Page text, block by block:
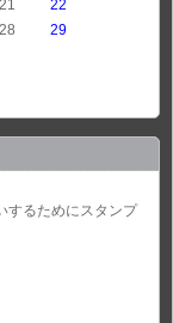
21
22
28
29
するためにスタンプ